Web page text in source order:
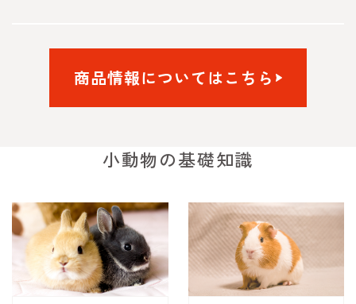
商品情報についてはこちら
小動物の基礎知識